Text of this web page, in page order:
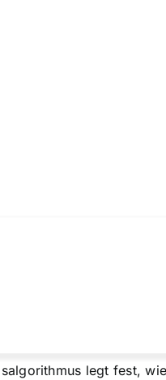
legt fest,